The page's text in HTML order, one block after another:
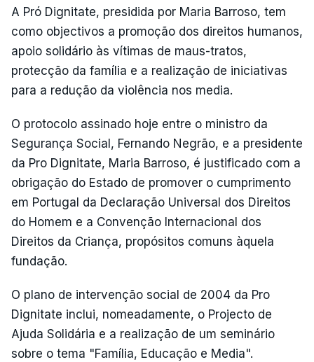
A Pró Dignitate, presidida por Maria Barroso, tem
como objectivos a promoção dos direitos humanos,
apoio solidário às vítimas de maus-tratos,
protecção da família e a realização de iniciativas
para a redução da violência nos media.
O protocolo assinado hoje entre o ministro da
Segurança Social, Fernando Negrão, e a presidente
da Pro Dignitate, Maria Barroso, é justificado com a
obrigação do Estado de promover o cumprimento
em Portugal da Declaração Universal dos Direitos
do Homem e a Convenção Internacional dos
Direitos da Criança, propósitos comuns àquela
fundação.
O plano de intervenção social de 2004 da Pro
Dignitate inclui, nomeadamente, o Projecto de
Ajuda Solidária e a realização de um seminário
sobre o tema "Família, Educação e Media".